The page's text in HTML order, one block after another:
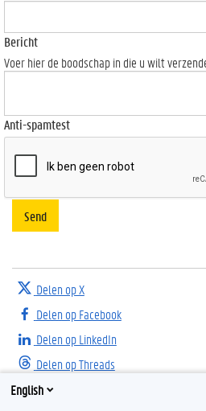
Bericht
Voer hier de boodschap in die u wilt
Anti-spamtest
Send
Delen op X
Delen op Facebook
Delen op LinkedIn
Delen op Threads
English